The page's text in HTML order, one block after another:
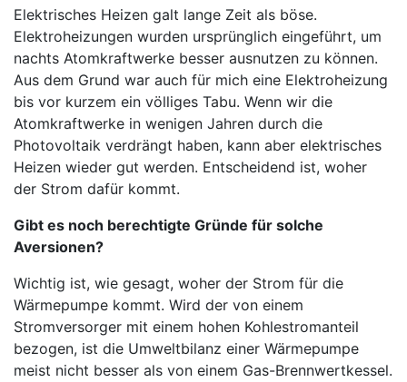
Elektrisches Heizen galt lange Zeit als böse.
Elektroheizungen wurden ursprünglich eingeführt, um
nachts Atomkraftwerke besser ausnutzen zu können.
Aus dem Grund war auch für mich eine Elektroheizung
bis vor kurzem ein völliges Tabu. Wenn wir die
Atomkraftwerke in wenigen Jahren durch die
Photovoltaik verdrängt haben, kann aber elektrisches
Heizen wieder gut werden. Entscheidend ist, woher
der Strom dafür kommt.
Gibt es noch berechtigte Gründe für solche
Aversionen?
Wichtig ist, wie gesagt, woher der Strom für die
Wärmepumpe kommt. Wird der von einem
Stromversorger mit einem hohen Kohlestromanteil
bezogen, ist die Umweltbilanz einer Wärmepumpe
meist nicht besser als von einem Gas-Brennwertkessel.